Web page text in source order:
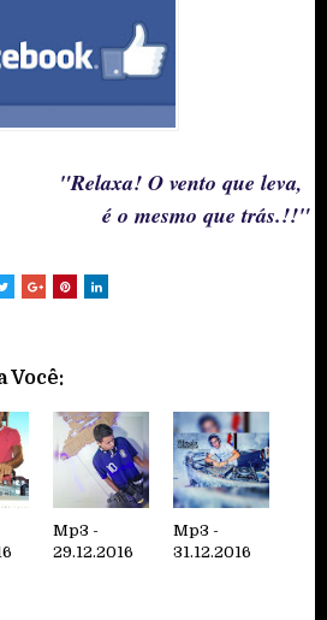
"Relaxa! O vento que leva,
é o mesmo que trás.!!"
Você:
Mp3 -
29.12.2016
Mp3 -
31.12.2016